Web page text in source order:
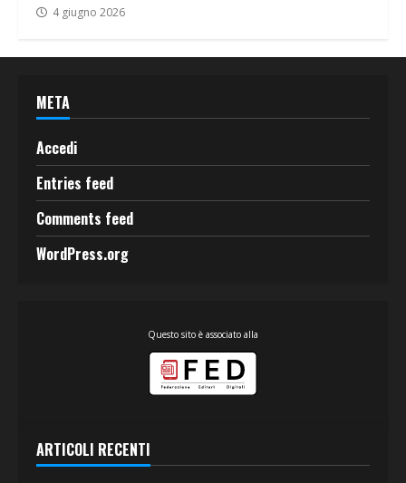
4 giugno 2026
META
Accedi
Entries feed
Comments feed
WordPress.org
Questo sito è associato alla
ARTICOLI RECENTI